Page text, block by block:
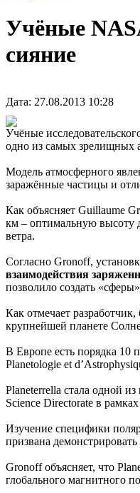
Учёные
сияние
Дата: 27.08.2013 10:28
Учёные
одно из самых зрелищных
Модель атмосферного
заражённые частицы и
Как объясняет Guillaume
км – оптимальную высоту
ветра.
Согласно Gronoff,
взаимодействия
позволило создать
Как отмечает
крупнейшей планете
В Европе есть порядка 10
Planetologie et
Planeterrella стала одной
Science Directorate в
Изучение специфики
призвана
Gronoff объясняет, что
глобального магнитного